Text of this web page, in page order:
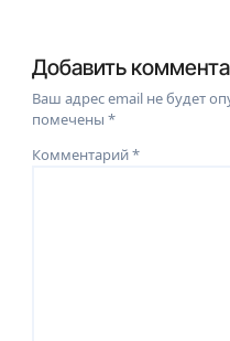
Добавить
Ваш адрес email не будет
помечены*
Комментарий*